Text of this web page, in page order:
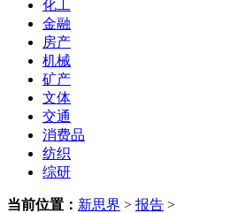
化工
金融
房产
机械
矿产
文体
交通
消费品
纺织
综研
当前位置： 新思界 > 报告 >